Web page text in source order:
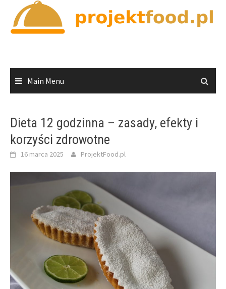
content
Main Menu
Dieta 12 godzinna – zasady, efekty i
korzyści zdrowotne
16 marca 2025 ProjektFood.pl